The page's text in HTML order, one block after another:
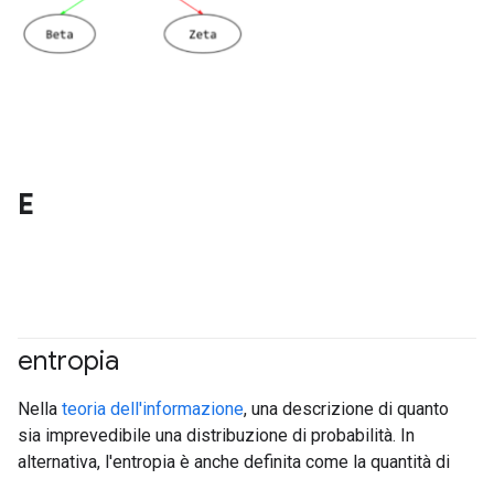
E
entropia
Nella teoria dell'informazione, una descrizione di quanto
sia imprevedibile una distribuzione di probabilità. In
alternativa, l'entropia è anche definita come la quantità di